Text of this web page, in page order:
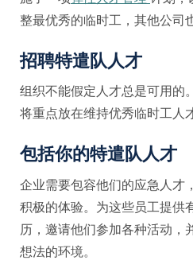
整最优秀的临时工，其他公司
招聘特遣队人才
组织不能假定人才总是可用的
将重点放在维持优秀临时工人
包括你的特遣队人才
企业需要包容他们的应急人才
积极的体验。为这些员工提供
历，邀请他们参加各种活动，
想法的环境。